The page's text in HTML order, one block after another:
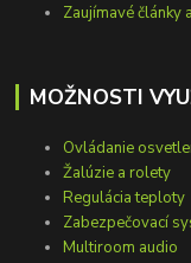
Zaujímavé články
MOŽNOSTI
Ovládanie
Žalúzie a rolety
Regulácia teploty
Zabezpečovací
Multiroom audio